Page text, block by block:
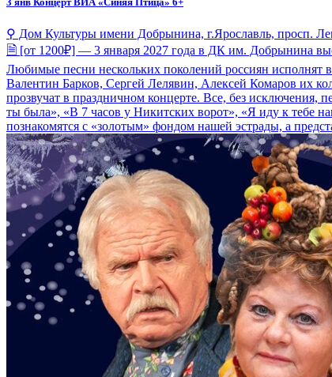
⚲ Дом Культуры имени Добрынина, г.Ярославль, просп.
🗎 [от 1200₽] — 3 января 2027 года в ДК им. Добрынина
Любимые песни нескольких поколений россиян исполнят
Валентин Барков, Сергей Лелявин, Алексей Комаров их
прозвучат в праздничном концерте. Все, без
ты была», «В 7 часов у Никитских ворот», «Я иду к тебе
познакомятся с «золотым» фондом нашей эстрады, а